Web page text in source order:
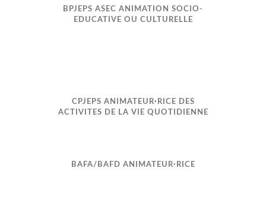
BPJEPS ASEC ANIMATION SOCIO-
EDUCATIVE OU CULTURELLE
CPJEPS ANIMATEUR·RICE DES
ACTIVITES DE LA VIE QUOTIDIENNE
BAFA/BAFD ANIMATEUR·RICE